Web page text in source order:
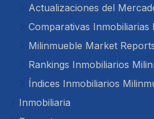
Actualizaciones del
Comparativas Inmobiliarias
Milinmueble Market
Rankings Inmobiliarios
Índices Inmobiliarios
Inmobiliaria